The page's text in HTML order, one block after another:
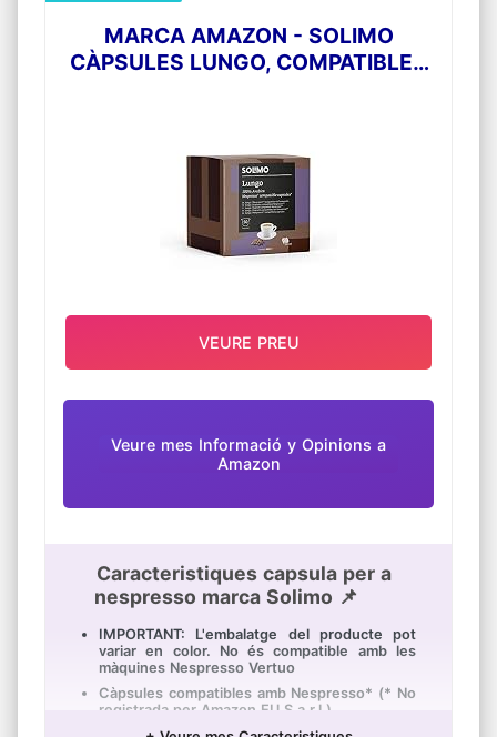
MARCA AMAZON - SOLIMO
CÀPSULES LUNGO, COMPATIBLES
Veure mes Informació y Opinions a
Amazon
Caracteristiques capsula per a
nespresso marca Solimo 📌
IMPORTANT: L'embalatge del producte pot
variar en color. No és compatible amb les
màquines Nespresso Vertuo
Càpsules compatibles amb Nespresso* (* No
registrada per Amazon EU S.a.r.l.)
VEURE PREU